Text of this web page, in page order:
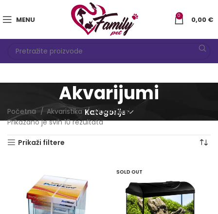
MENU 0 0,00 €
Akvarijumi
Kategorije
Početna Akvaristika
Akvarijumi
Prikazano je svih 10 rezultataSorted
by
Prikaži filtere
SOLD OUT